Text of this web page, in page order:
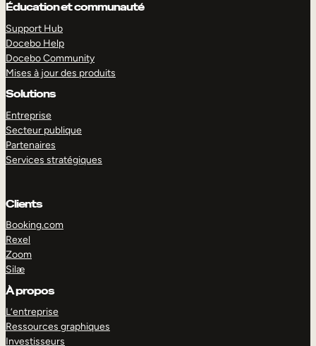
Éducation et communauté
Support Hub
Docebo Help
Docebo Community
Mises à jour des produits
Solutions
Entreprise
Secteur publique
Partenaires
Services stratégiques
Clients
Booking.com
Rexel
Zoom
Silæ
À propos
L’entreprise
Ressources graphiques
Investisseurs